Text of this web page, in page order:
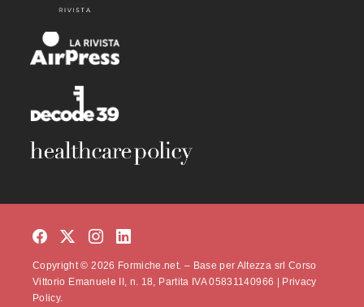
Copyright © 2026 Formiche.net. – Base per Altezza srl Corso
Vittorio Emanuele II, n. 18, Partita IVA 05831140966 | Privacy
Policy.